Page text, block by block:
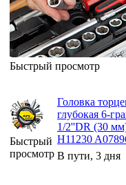
Быстрый просмотр
Быстрый
просмотр
Головка
глубокая 6-
1/2''DR (30
H11230
В пути, 3 дня